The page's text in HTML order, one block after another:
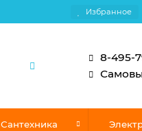
Избранное
8-495-
Сантехника